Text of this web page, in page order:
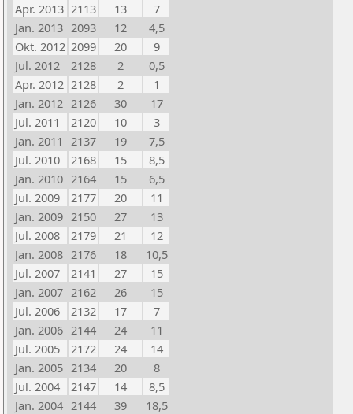
Apr. 2013 2113 13
7
Jan. 2013 2093 12
4,5
Okt. 2012 2099 20
9
Jul. 2012
2128 2
0,5
Apr. 2012 2128 2
1
Jan. 2012 2126 30
17
Jul. 2011
2120 10
3
Jan. 2011 2137 19
7,5
Jul. 2010
2168 15
8,5
Jan. 2010 2164 15
6,5
Jul. 2009
2177 20
11
Jan. 2009 2150 27
13
Jul. 2008
2179 21
12
Jan. 2008 2176 18
10,5
Jul. 2007
2141 27
15
Jan. 2007 2162 26
15
Jul. 2006
2132 17
7
Jan. 2006 2144 24
11
Jul. 2005
2172 24
14
Jan. 2005 2134 20
8
Jul. 2004
2147 14
8,5
Jan. 2004 2144 39
18,5